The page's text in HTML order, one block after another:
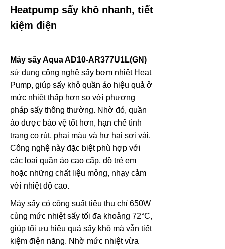
Heatpump sấy khô nhanh, tiết
kiệm điện
Máy sấy Aqua AD10-AR377U1L(GN)
sử dụng công nghệ sấy bơm nhiệt Heat
Pump, giúp sấy khô quần áo hiệu quả ở
mức nhiệt thấp hơn so với phương
pháp sấy thông thường. Nhờ đó, quần
áo được bảo vệ tốt hơn, hạn chế tình
trạng co rút, phai màu và hư hại sợi vải.
Công nghệ này đặc biệt phù hợp với
các loại quần áo cao cấp, đồ trẻ em
hoặc những chất liệu mỏng, nhạy cảm
với nhiệt độ cao.
Máy sấy có công suất tiêu thụ chỉ 650W
cùng mức nhiệt sấy tối đa khoảng 72°C,
giúp tối ưu hiệu quả sấy khô mà vẫn tiết
kiệm điện năng. Nhờ mức nhiệt vừa